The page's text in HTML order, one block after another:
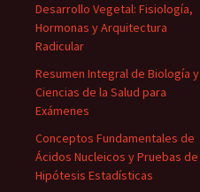
Desarrollo Vegetal: Fisiología,
Hormonas y Arquitectura
Radicular
Resumen Integral de Biología y
Ciencias de la Salud para
Exámenes
Conceptos Fundamentales de
Ácidos Nucleicos y Pruebas de
Hipótesis Estadísticas